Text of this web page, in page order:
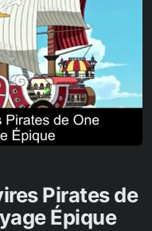
Pirates de
Épique